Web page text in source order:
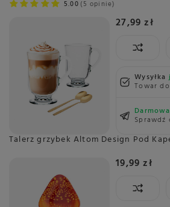
5.00 5 opinie
27,99 zł
Wysyłka
Towar
Sprawdź
Talerz grzybek Altom Design Pod
19,99 zł